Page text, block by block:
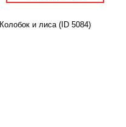
Колобок и лиса (ID 5084)